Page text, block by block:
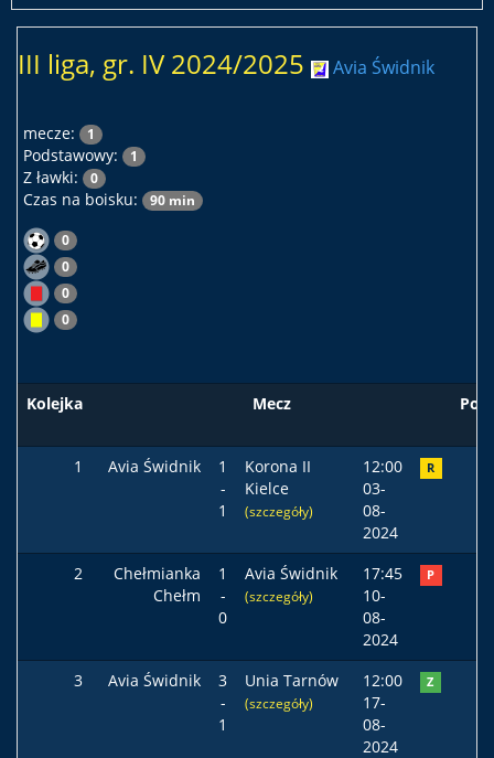
III liga, gr. IV 2024/2025 Avia Świdnik
mecze: 1
Podstawowy: 1
Z ławki: 0
Czas na boisku: 90 min
0
0
0
0
Kolejka Mecz
1 Avia Świdnik
1
-
1
Korona II
Kielce
(szczegóły)
12:00
03-
08-
2024
R
2
Chełmianka
Chełm
1
-
0
Avia Świdnik
(szczegóły)
17:45
10-
08-
2024
P
3 Avia Świdnik
3
-
1
Unia Tarnów
(szczegóły)
12:00
17-
08-
2024
Z